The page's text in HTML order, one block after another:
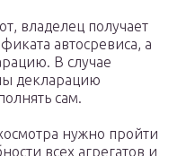
владелец получает
автосревиса, а
В случае
декларацию
сам.
нужно пройти
всех агрегатов и